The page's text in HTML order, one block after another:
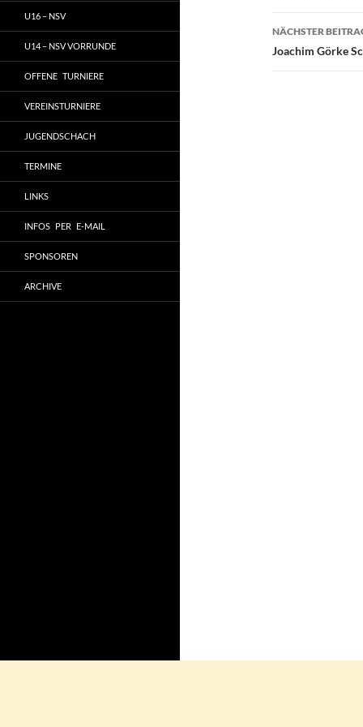
NÄCHSTER
Joachim Görke
U16 – NSV
U14 – NSV VORRUNDE
OFFENE TURNIERE
VEREINSTURNIERE
JUGENDSCHACH
TERMINE
LINKS
INFOS PER E-MAIL
SPONSOREN
ARCHIVE